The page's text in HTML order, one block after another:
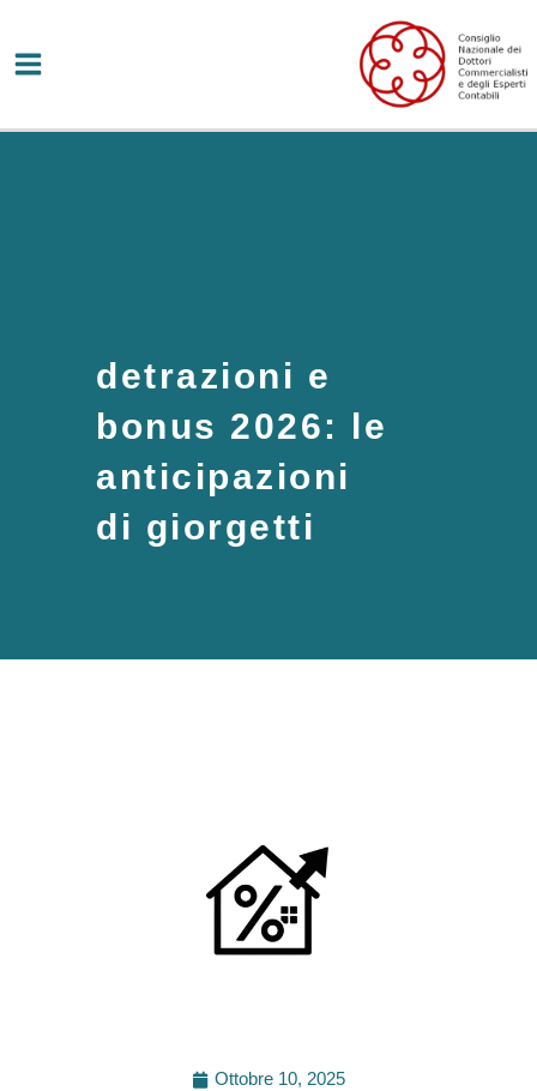
contenuto
detrazioni e
bonus 2026: le
anticipazioni
di giorgetti
Ottobre 10, 2025